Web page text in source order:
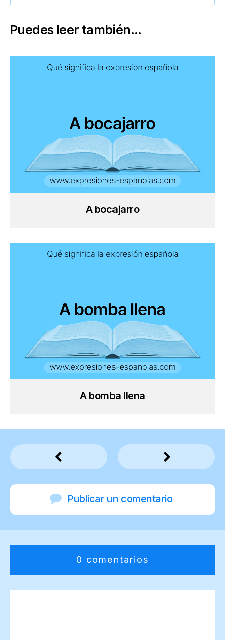
Puedes leer también...
A bocajarro
A bomba llena
Publicar un comentario
0 comentarios